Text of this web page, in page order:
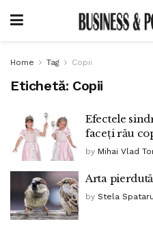
Home Tag Copii
Etichetă: Copii
Efectele
faceți rău
by Mihai Vlad
Arta
by Stela Spataru